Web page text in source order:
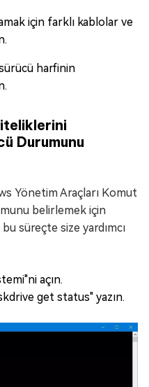
için farklı kablolar ve
harfinin
Durumunu
Yönetim Araçları Komut
belirlemek için
bu süreçte size yardımcı
açın.
get status" yazın.